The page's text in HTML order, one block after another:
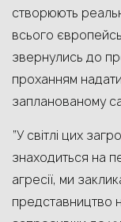
створюють
всього
звернулись до
проханням
запланованому
“У світлі цих
знаходиться на
агресії, ми
представництво